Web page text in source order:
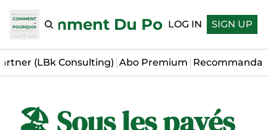
Le Comment Du Pourquoi
LOG IN SIGN UP
(LBk Consulting) Abo Premium